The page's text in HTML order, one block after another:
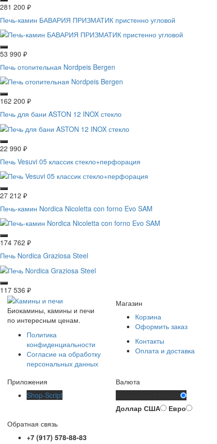
281 200 ₽
Печь-камин БАВАРИЯ ПРИЗМАТИК пристенно угловой
53 990 ₽
Печь отопительная Nordpeis Bergen
162 200 ₽
Печь для бани ASTON 12 INOX стекло
22 990 ₽
Печь Vesuvi 05 классик стекло+перфорация
27 212 ₽
Печь-камин Nordica Nicoletta con forno Evo SAM
174 762 ₽
Печь Nordica Graziosa Steel
117 536 ₽
Биокамины, камины и печи
по интересным ценам.
Политика
конфиденциальности
Согласие на обработку
персональных данных
Магазин
Корзина
Оформить заказ
Контакты
Оплата и доставка
Приложения
Shop-Script
Валюта
Доллар США
Евро
Обратная связь
+7 (917) 578-88-83